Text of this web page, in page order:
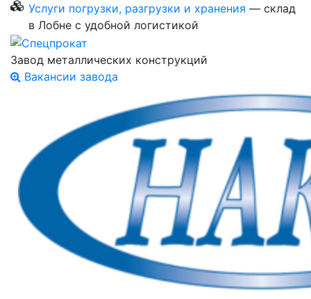
Услуги погрузки, разгрузки и хранения — склад
в Лобне с удобной логистикой
Завод металлических конструкций
Вакансии завода